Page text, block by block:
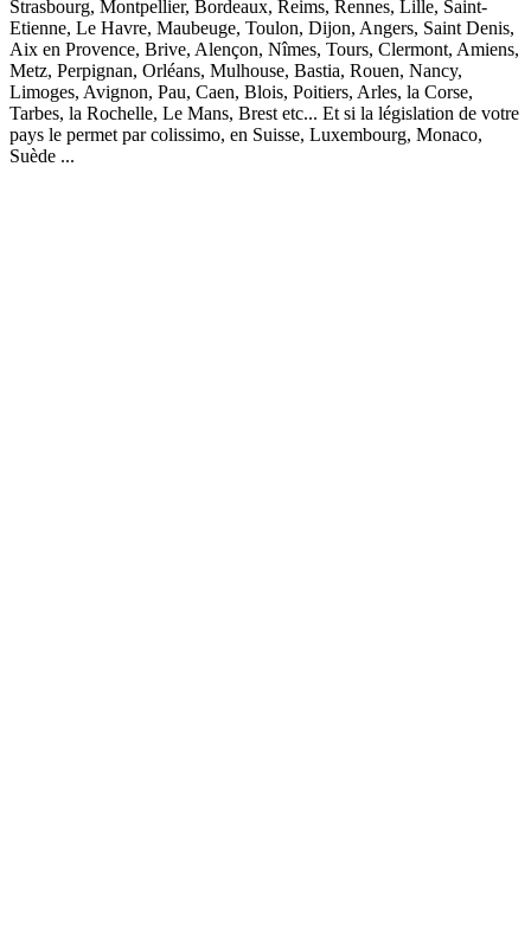
Strasbourg, Montpellier, Bordeaux, Reims, Rennes, Lille, Saint-
Etienne, Le Havre, Maubeuge, Toulon, Dijon, Angers, Saint Denis,
Aix en Provence, Brive, Alençon, Nîmes, Tours, Clermont, Amiens,
Metz, Perpignan, Orléans, Mulhouse, Bastia, Rouen, Nancy,
Limoges, Avignon, Pau, Caen, Blois, Poitiers, Arles, la Corse,
Tarbes, la Rochelle, Le Mans, Brest etc... Et si la législation de votre
pays le permet par colissimo, en Suisse, Luxembourg, Monaco,
Suède ...